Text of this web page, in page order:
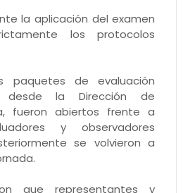
la aplicación del examen
los protocolos
paquetes de evaluación
desde la Dirección de
fueron abiertos frente a
y observadores
se volvieron a
que representantes y